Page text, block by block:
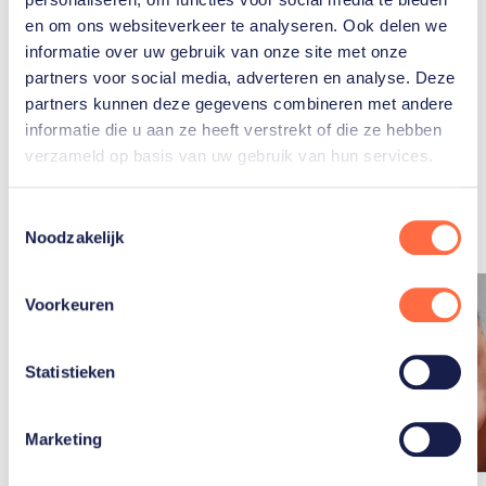
en om ons websiteverkeer te analyseren. Ook delen we
informatie over uw gebruik van onze site met onze
partners voor social media, adverteren en analyse. Deze
partners kunnen deze gegevens combineren met andere
informatie die u aan ze heeft verstrekt of die ze hebben
verzameld op basis van uw gebruik van hun services.
Noodzakelijk
Voorkeuren
Statistieken
Marketing
Gerelateerde